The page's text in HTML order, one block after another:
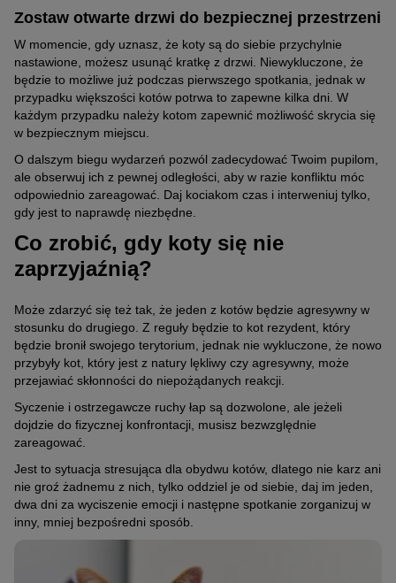
Zostaw otwarte drzwi do bezpiecznej przestrzeni
W momencie, gdy uznasz, że koty są do siebie przychylnie
nastawione, możesz usunąć kratkę z drzwi. Niewykluczone, że
będzie to możliwe już podczas pierwszego spotkania, jednak w
przypadku większości kotów potrwa to zapewne kilka dni. W
każdym przypadku należy kotom zapewnić możliwość skrycia się
w bezpiecznym miejscu.
O dalszym biegu wydarzeń pozwól zadecydować Twoim pupilom,
ale obserwuj ich z pewnej odległości, aby w razie konfliktu móc
odpowiednio zareagować. Daj kociakom czas i interweniuj tylko,
gdy jest to naprawdę niezbędne.
Co zrobić, gdy koty się nie
zaprzyjaźnią?
Może zdarzyć się też tak, że jeden z kotów będzie agresywny w
stosunku do drugiego. Z reguły będzie to kot rezydent, który
będzie bronił swojego terytorium, jednak nie wykluczone, że nowo
przybyły kot, który jest z natury lękliwy czy agresywny, może
przejawiać skłonności do niepożądanych reakcji.
Syczenie i ostrzegawcze ruchy łap są dozwolone, ale jeżeli
dojdzie do fizycznej konfrontacji, musisz bezwzględnie
zareagować.
Jest to sytuacja stresująca dla obydwu kotów, dlatego nie karz ani
nie groź żadnemu z nich, tylko oddziel je od siebie, daj im jeden,
dwa dni za wyciszenie emocji i następne spotkanie zorganizuj w
inny, mniej bezpośredni sposób.